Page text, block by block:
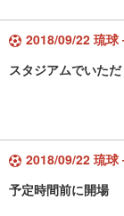
2018/09/22 琉球
スタジアムでいた
2018/09/22 琉球
予定時間前に開場